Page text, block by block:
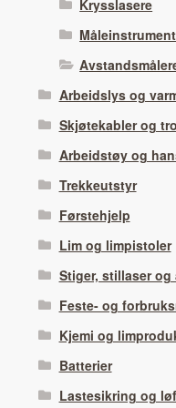
Krysslasere
Arbeidslys og
Skjøtekabler og
Arbeidstøy og
Trekkeutstyr
Førstehjelp
Lim og limpistoler
Stiger, stillaser
Feste- og
Kjemi og
Batterier
Lastesikring og